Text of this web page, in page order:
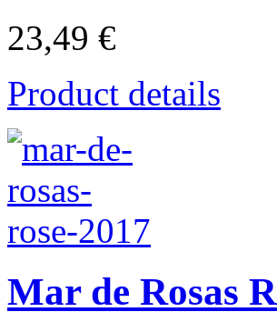
23,49 €
Product details
Mar de Rosas